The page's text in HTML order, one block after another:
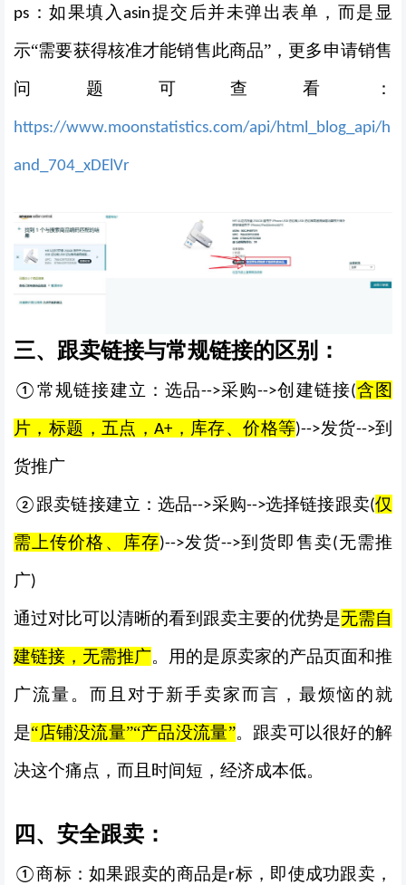
ps ：如果填入asin提交后并未弹出表单，而是显
示“需要获得核准才能销售此商品”，更多申请销售
问题可查看：
https://www.moonstatistics.com/api/html_blog_api/h
and_704_xDElVr
三、跟卖链接与常规链接的区别：
①常规链接建立：选品-->采购-->创建链接(含图
片，标题，五点，A+ ，库存、价格等)-->发货-->到
货推广
② 跟卖链接建立：选品-->采购-->选择链接跟卖(仅
需上传价格、库存)-->发货-->到货即售卖(无需推
广)
通过对比可以清晰的看到跟卖主要的优势是无需自
建链接，无需推广。用的是原卖家的产品页面和推
广流量。而且对于新手卖家而言，最烦恼的就
是“店铺没流量”“产品没流量”。跟卖可以很好的解
决这个痛点，而且时间短，经济成本低。
四、安全跟卖：
①商标：如果跟卖的商品是r标，即使成功跟卖，